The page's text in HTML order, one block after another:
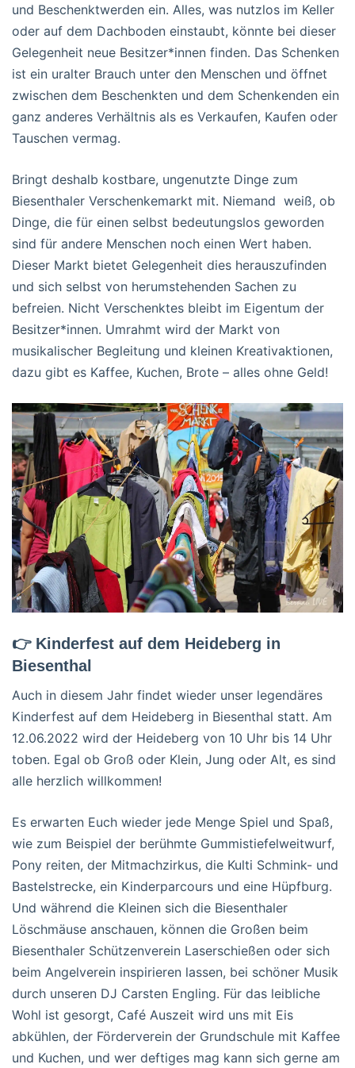
und Beschenktwerden ein. Alles, was nutzlos im Keller
oder auf dem Dachboden einstaubt, könnte bei dieser
Gelegenheit neue Besitzer*innen finden. Das Schenken
ist ein uralter Brauch unter den Menschen und öffnet
zwischen dem Beschenkten und dem Schenkenden ein
ganz anderes Verhältnis als es Verkaufen, Kaufen oder
Tauschen vermag.
Bringt deshalb kostbare, ungenutzte Dinge zum
Biesenthaler Verschenkemarkt mit. Niemand weiß, ob
Dinge, die für einen selbst bedeutungslos geworden
sind für andere Menschen noch einen Wert haben.
Dieser Markt bietet Gelegenheit dies herauszufinden
und sich selbst von herumstehenden Sachen zu
befreien. Nicht Verschenktes bleibt im Eigentum der
Besitzer*innen. Umrahmt wird der Markt von
musikalischer Begleitung und kleinen Kreativaktionen,
dazu gibt es Kaffee, Kuchen, Brote – alles ohne Geld!
👉 Kinderfest auf dem Heideberg in
Biesenthal
Auch in diesem Jahr findet wieder unser legendäres
Kinderfest auf dem Heideberg in Biesenthal statt. Am
12.06.2022 wird der Heideberg von 10 Uhr bis 14 Uhr
toben. Egal ob Groß oder Klein, Jung oder Alt, es sind
alle herzlich willkommen!
Es erwarten Euch wieder jede Menge Spiel und Spaß,
wie zum Beispiel der berühmte Gummistiefelweitwurf,
Pony reiten, der Mitmachzirkus, die Kulti Schmink- und
Bastelstrecke, ein Kinderparcours und eine Hüpfburg.
Und während die Kleinen sich die Biesenthaler
Löschmäuse anschauen, können die Großen beim
Biesenthaler Schützenverein Laserschießen oder sich
beim Angelverein inspirieren lassen, bei schöner Musik
durch unseren DJ Carsten Engling. Für das leibliche
Wohl ist gesorgt, Café Auszeit wird uns mit Eis
abkühlen, der Förderverein der Grundschule mit Kaffee
und Kuchen, und wer deftiges mag kann sich gerne am